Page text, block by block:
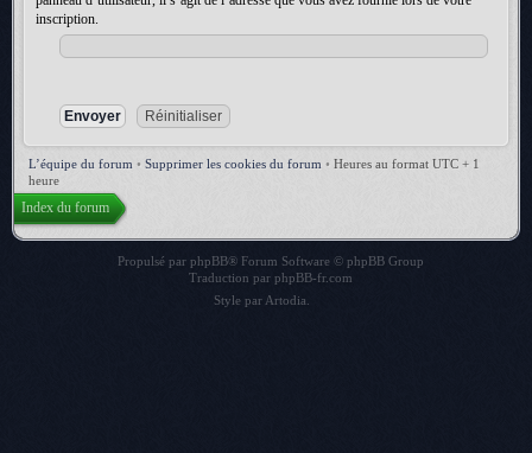
inscription.
L’équipe du forum • Supprimer les cookies du forum • Heures au format UTC + 1
heure
Index du forum
Propulsé par phpBB® Forum Software © phpBB Group
Traduction par phpBB-fr.com
Style par Artodia